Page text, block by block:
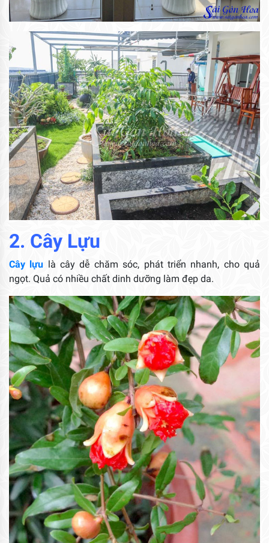
2. Cây Lựu
Cây lựu là cây dễ chăm sóc, phát triển nhanh, cho quả
ngọt. Quả có nhiều chất dinh dưỡng làm đẹp da.